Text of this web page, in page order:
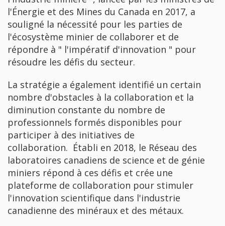
l'Énergie et des Mines du Canada en 2017, a
souligné la nécessité pour les parties de
l'écosystème minier de collaborer et de
répondre à " l'impératif d'innovation " pour
résoudre les défis du secteur.
La stratégie a également identifié un certain
nombre d'obstacles à la collaboration et la
diminution constante du nombre de
professionnels formés disponibles pour
participer à des initiatives de
collaboration. Établi en 2018, le Réseau des
laboratoires canadiens de science et de génie
miniers répond à ces défis et crée une
plateforme de collaboration pour stimuler
l'innovation scientifique dans l'industrie
canadienne des minéraux et des métaux.